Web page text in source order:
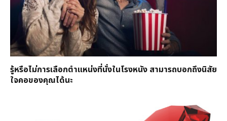
รู้หรือไม่การเลือกตำแหน่งที่นั่งในโรงหนัง สามารถบอกถึงนิสัย
ใจคอของคุณได้นะ